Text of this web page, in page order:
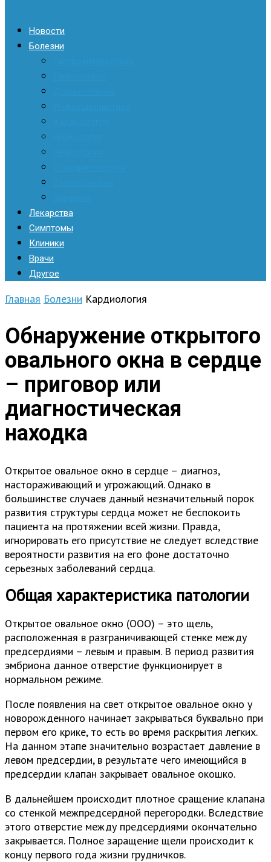
Новости
Болезни
Лекарства
Симптомы
Клиники
Врачи
Другое
Главная Болезни Кардиология
Обнаружение открытого
овального окна в сердце
– приговор или
диагностическая
находка
Открытое овальное окно в сердце – диагноз,
настораживающий и угрожающий. Однако в
большинстве случаев данный незначительный порок
развития структуры сердца может не беспокоить
пациента на протяжении всей жизни. Правда,
игнорировать его присутствие не следует вследствие
вероятности развития на его фоне достаточно
серьезных заболеваний сердца.
Общая характеристика патологии
Открытое овальное окно (ООО) – это щель,
расположенная в разграничивающей стенке между
предсердиями – левым и правым. В период развития
эмбриона данное отверстие функционирует в
нормальном режиме.
После появления на свет открытое овальное окно у
новорожденного начинает закрываться буквально при
первом его крике, то есть во время раскрытия легких.
На данном этапе значительно возрастает давление в
левом предсердии, в результате чего имеющийся в
предсердии клапан закрывает овальное окошко.
В дальнейшем происходит плотное сращение клапана
со стенкой межпредсердной перегородки. Вследствие
этого отверстие между предсердиями окончательно
закрывается. Полное заращение щели происходит к
концу первого года жизни грудничков.